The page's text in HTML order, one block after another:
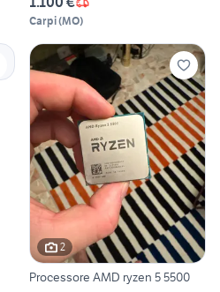
Carpi(MO)
2
Processore AMD ryzen 5 5500